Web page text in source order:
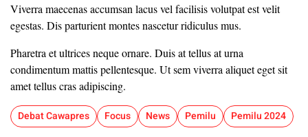
Viverra maecenas accumsan lacus vel facilisis volutpat est velit
egestas. Dis parturient montes nascetur ridiculus mus.
Pharetra et ultrices neque ornare. Duis at tellus at urna
condimentum mattis pellentesque. Ut sem viverra aliquet eget sit
amet tellus cras adipiscing.
Debat Cawapres Focus News Pemilu Pemilu 2024